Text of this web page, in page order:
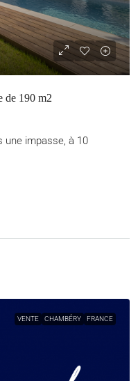
de 190 m2
une impasse, à 10
VENTE CHAMBÉRY FRANCE